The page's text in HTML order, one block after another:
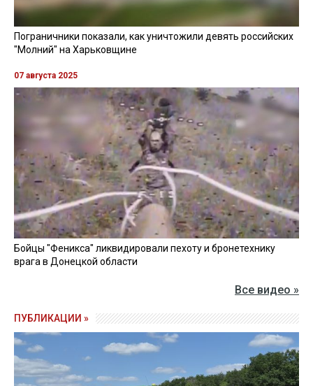
Пограничники показали, как уничтожили девять российских
"Молний" на Харьковщине
07 августа 2025
Бойцы "Феникса" ликвидировали пехоту и бронетехнику
врага в Донецкой области
Все видео »
ПУБЛИКАЦИИ »